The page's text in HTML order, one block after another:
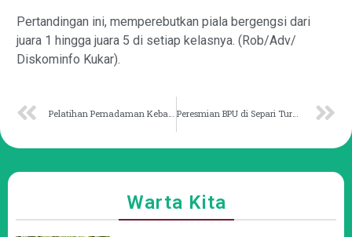
Pertandingan ini, memperebutkan piala bergengsi dari
juara 1 hingga juara 5 di setiap kelasnya. (Rob/Adv/
Diskominfo Kukar).
Pelatihan Pemadaman Kebakaran Merupakan Hal Urgen Peresmian BPU di Separi Turut Warnai Peringatan Maulid Nabi
Warta Kita